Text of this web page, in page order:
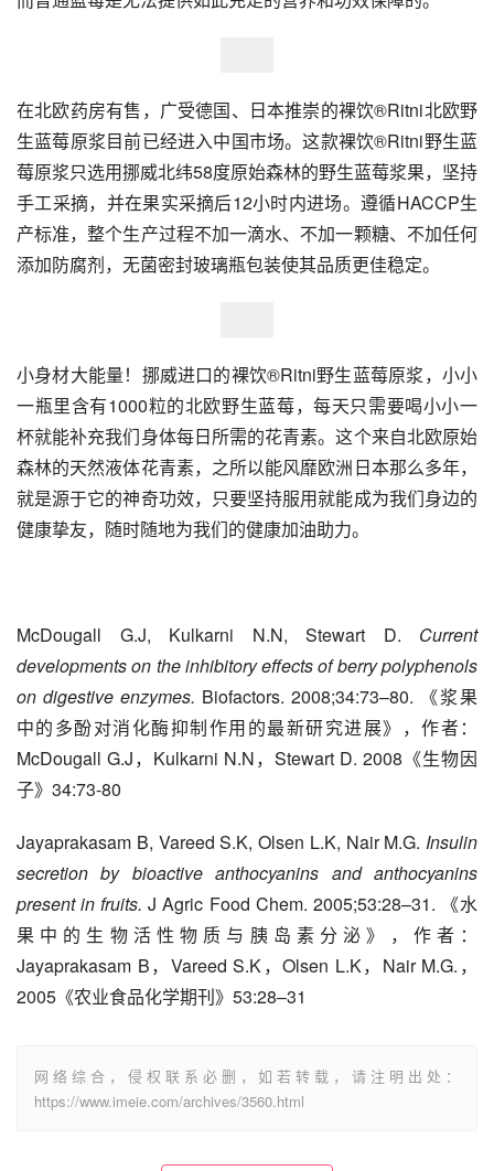
在北欧药房有售，广受德国、日本推崇的裸饮®Ritni北欧野
生蓝莓原浆目前已经进入中国市场。这款裸饮®Ritni野生蓝
莓原浆只选用挪威北纬58度原始森林的野生蓝莓浆果，坚持
手工采摘，并在果实采摘后12小时内进场。遵循HACCP生
产标准，整个生产过程不加一滴水、不加一颗糖、不加任何
添加防腐剂，无菌密封玻璃瓶包装使其品质更佳稳定。
小身材大能量！挪威进口的裸饮®Ritni野生蓝莓原浆，小小
一瓶里含有1000粒的北欧野生蓝莓，每天只需要喝小小一
杯就能补充我们身体每日所需的花青素。这个来自北欧原始
森林的天然液体花青素，之所以能风靡欧洲日本那么多年，
就是源于它的神奇功效，只要坚持服用就能成为我们身边的
健康挚友，随时随地为我们的健康加油助力。
McDougall G.J, Kulkarni N.N, Stewart D. Current
developments on the inhibitory effects of berry polyphenols
on digestive enzymes. Biofactors. 2008;34:73–80. 《浆果
中的多酚对消化酶抑制作用的最新研究进展》，作者：
McDougall G.J，Kulkarni N.N，Stewart D. 2008《生物因
子》34:73-80
Jayaprakasam B, Vareed S.K, Olsen L.K, Nair M.G. Insulin
secretion by bioactive anthocyanins and anthocyanins
present in fruits. J Agric Food Chem. 2005;53:28–31. 《水
果中的生物活性物质与胰岛素分泌》，作者：
Jayaprakasam B，Vareed S.K，Olsen L.K，Nair M.G.，
2005《农业食品化学期刊》53:28–31
网络综合，侵权联系必删，如若转载，请注明出处：
https://www.imeie.com/archives/3560.html